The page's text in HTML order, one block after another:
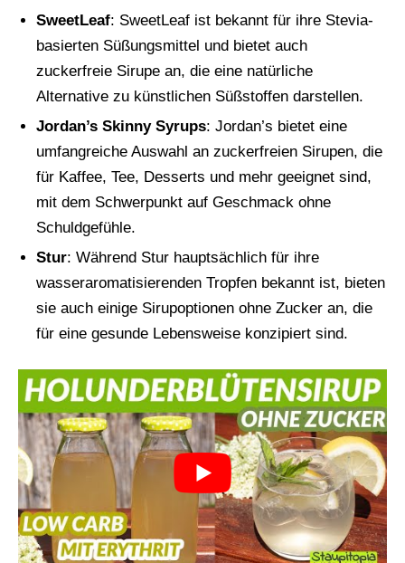
SweetLeaf: SweetLeaf ist bekannt für ihre Stevia-
basierten Süßungsmittel und bietet auch
zuckerfreie Sirupe an, die eine natürliche
Alternative zu künstlichen Süßstoffen darstellen.
Jordan’s Skinny Syrups: Jordan’s bietet eine
umfangreiche Auswahl an zuckerfreien Sirupen, die
für Kaffee, Tee, Desserts und mehr geeignet sind,
mit dem Schwerpunkt auf Geschmack ohne
Schuldgefühle.
Stur: Während Stur hauptsächlich für ihre
wasseraromatisierenden Tropfen bekannt ist, bieten
sie auch einige Sirupoptionen ohne Zucker an, die
für eine gesunde Lebensweise konzipiert sind.